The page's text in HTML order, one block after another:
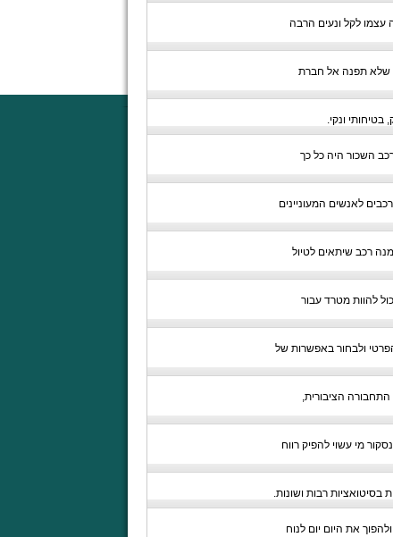
עצמו לקל ונעים הרבה
שלא תפנה אל חברת
ונקי.
השכור היה כל כך
לאנשים המעוניינים
רכב שיתאים לטיול
להוות מטרד עבור
ולבחור באפשרות של
הציבורית,
מי עשוי להפיק רווח
רבות ושונות.
את היום יום לנוח